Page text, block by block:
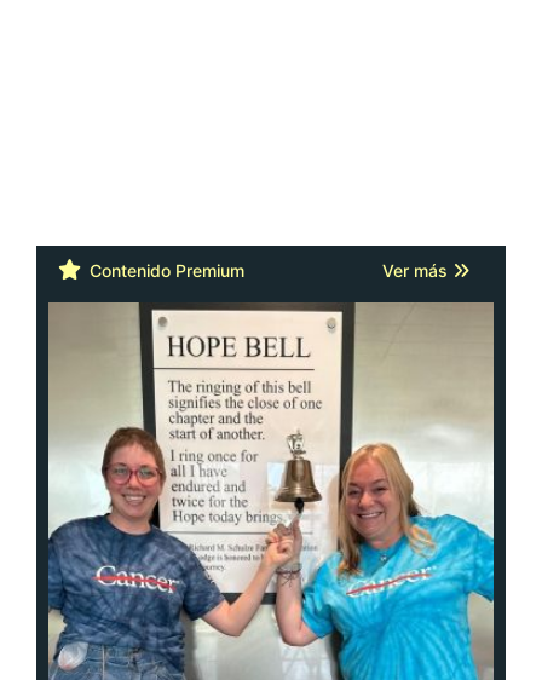
Contenido Premium Ver más